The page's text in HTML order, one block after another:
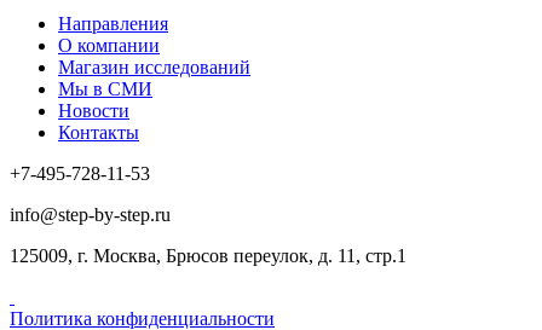
Направления
О компании
Магазин исследований
Мы в СМИ
Новости
Контакты
+7-495-728-11-53
info@step-by-step.ru
125009, г. Москва, Брюсов переулок, д. 11, стр.1
Политика конфиденциальности